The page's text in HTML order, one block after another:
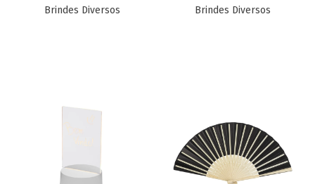
Brindes Diversos
Brindes Diversos